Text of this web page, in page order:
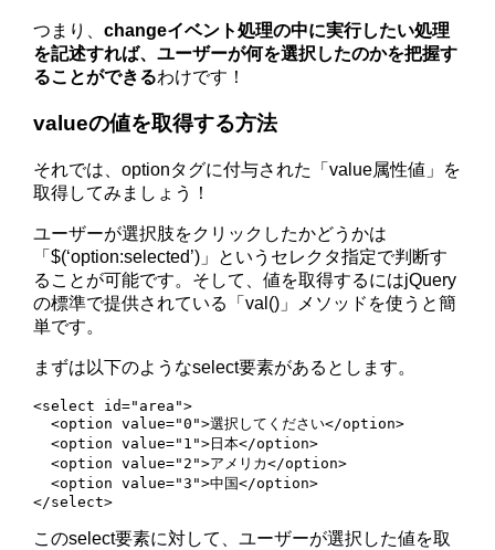
つまり、changeイベント処理の中に実行したい処理
を記述すれば、ユーザーが何を選択したのかを把握す
ることができるわけです！
valueの値を取得する方法
それでは、optionタグに付与された「value属性値」を
取得してみましょう！
ユーザーが選択肢をクリックしたかどうかは
「$(‘option:selected’)」というセレクタ指定で判断す
ることが可能です。そして、値を取得するにはjQuery
の標準で提供されている「val()」メソッドを使うと簡
単です。
まずは以下のようなselect要素があるとします。
<select id="area">
  <option value="0">選択してください</option>
  <option value="1">日本</option>
  <option value="2">アメリカ</option>
  <option value="3">中国</option>
</select>
このselect要素に対して、ユーザーが選択した値を取